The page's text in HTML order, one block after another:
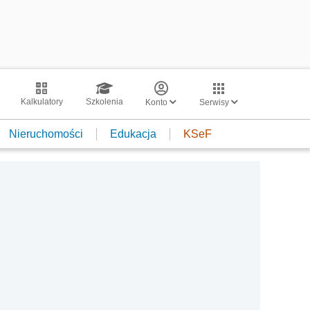
Kalkulatory Szkolenia Konto Serwisy
Nieruchomości Edukacja KSeF